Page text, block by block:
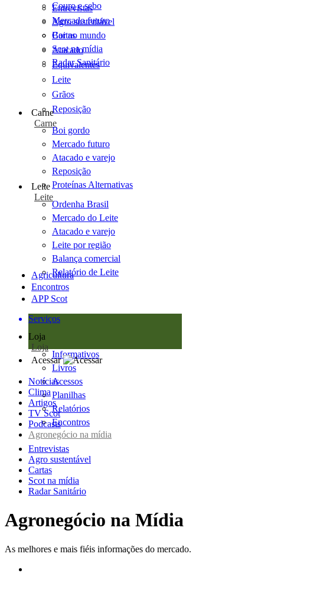
Entrevistas
Agro sustentável
Cartas
Scot na mídia
Radar Sanitário
Couro e sebo
Mercado futuro
Boi no mundo
Atacado
Equivalentes
Leite
Grãos
Reposição
Carne
Carne
Boi gordo
Mercado futuro
Atacado e varejo
Reposição
Proteínas Alternativas
Leite
Leite
Ordenha Brasil
Mercado do Leite
Atacado e varejo
Leite por região
Balança comercial
Relatório de Leite
Agricultura
Encontros
APP Scot
Serviços
Loja
Loja
Informativos
Livros
Acessos
Planilhas
Relatórios
Encontros
Acessar
Notícias
Clima
Artigos
TV Scot
Podcasts
Agronegócio na mídia
Entrevistas
Agro sustentável
Cartas
Scot na mídia
Radar Sanitário
Agronegócio na Mídia
As melhores e mais fiéis informações do mercado.